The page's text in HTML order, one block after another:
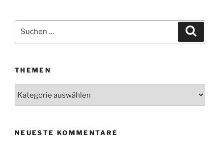
Suchen
THEMEN
NEUESTE KOMMENTARE